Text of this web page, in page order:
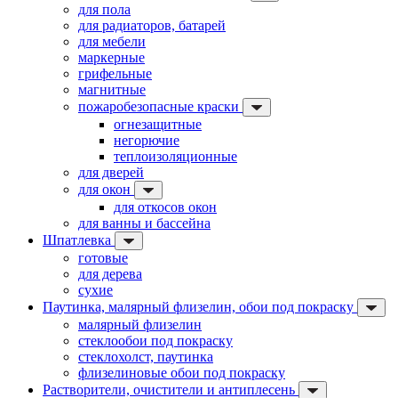
для пола
для радиаторов, батарей
для мебели
маркерные
грифельные
магнитные
пожаробезопасные краски
огнезащитные
негорючие
теплоизоляционные
для дверей
для окон
для откосов окон
для ванны и бассейна
Шпатлевка
готовые
для дерева
сухие
Паутинка, малярный флизелин, обои под покраску
малярный флизелин
стеклообои под покраску
стеклохолст, паутинка
флизелиновые обои под покраску
Растворители, очистители и антиплесень